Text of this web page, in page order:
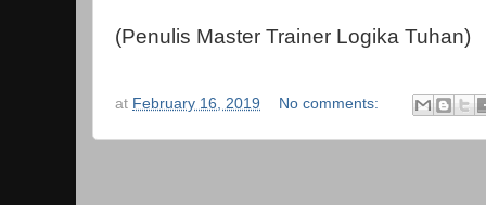
(Penulis Master Trainer Logika Tuhan)
at February 16, 2019 No comments: